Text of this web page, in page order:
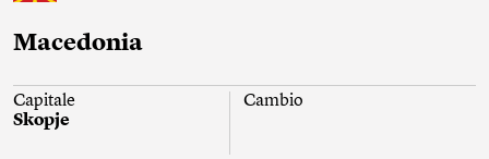
Macedonia
Capitale
Skopje
Cambio